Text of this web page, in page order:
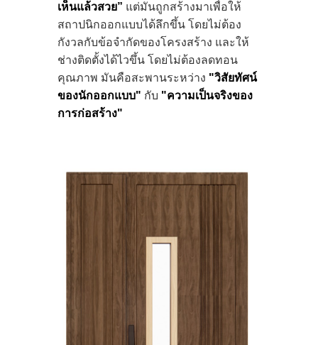
เห็นแล้วสวย” แต่มันถูกสร้างมาเพื่อให้
สถาปนิกออกแบบได้ลึกขึ้น โดยไม่ต้อง
กังวลกับข้อจำกัดของโครงสร้าง และให้
ช่างติดตั้งได้ไวขึ้น โดยไม่ต้องลดทอน
คุณภาพ มันคือสะพานระหว่าง "วิสัยทัศน์
ของนักออกแบบ" กับ "ความเป็นจริงของ
การก่อสร้าง"